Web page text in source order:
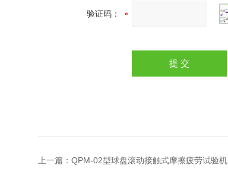
验证码：
上一篇： QPM-02型球盘滚动接触式摩擦疲劳试验机